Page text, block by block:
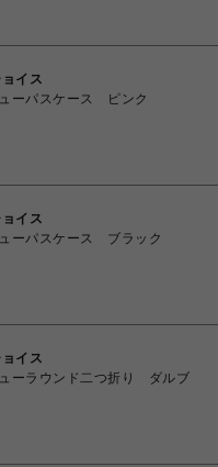
イス
ーパスケース ピンク
イス
ーパスケース ブラック
イス
ーラウンド二つ折り ダルブ